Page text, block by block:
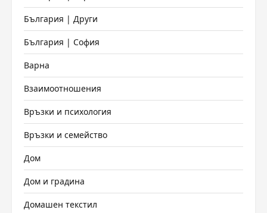
България | Други
България | София
Варна
Взаимоотношения
Връзки и психология
Връзки и семейство
Дом
Дом и градина
Домашен текстил